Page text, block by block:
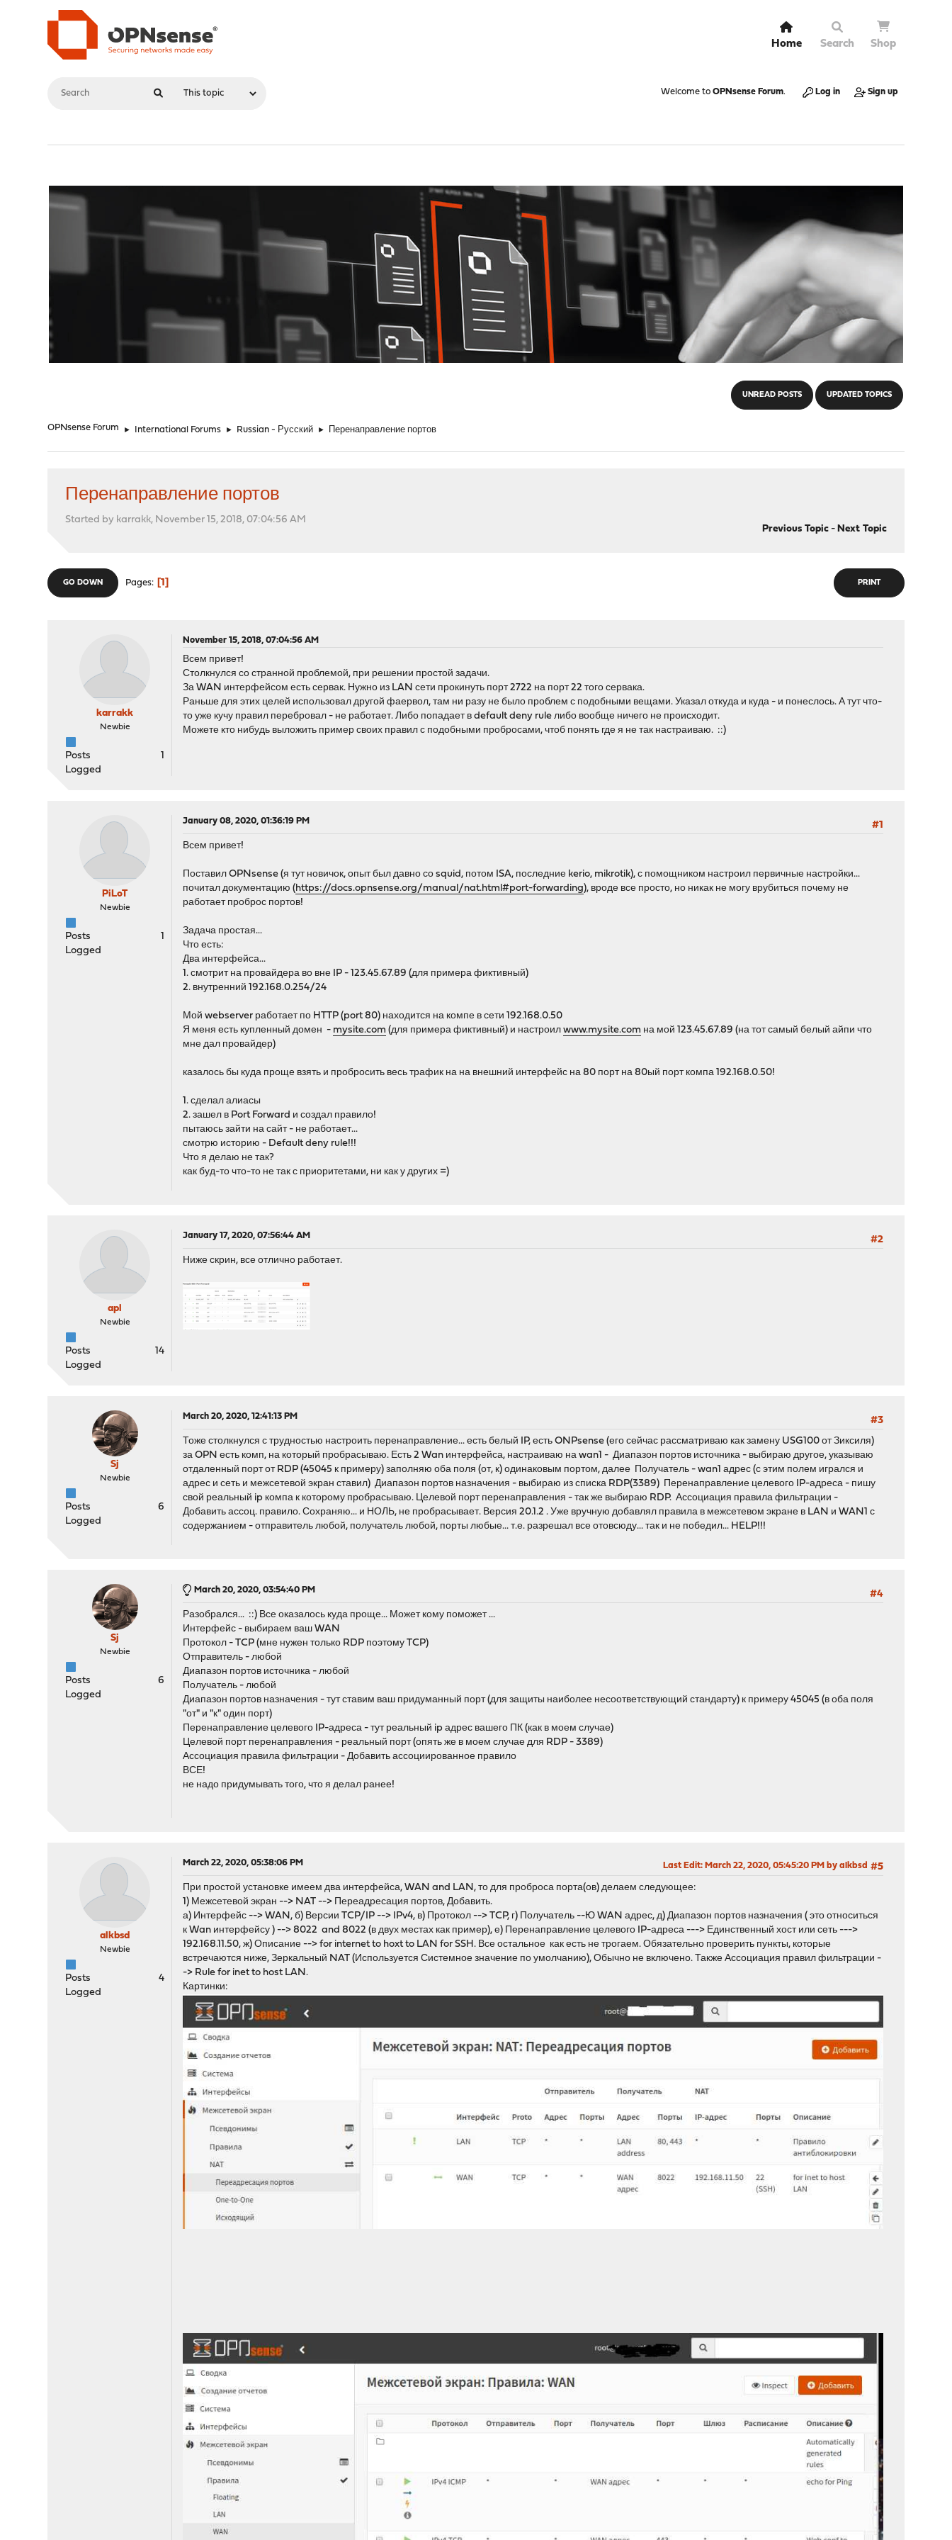
Home Search Shop
Welcome to OPNsense Forum. Log in Sign up
UNREAD POSTS UPDATED TOPICS
OPNsense Forum ► International Forums ► Russian - Русский ► Перенаправление портов
Перенаправление портов
Started by karrakk, November 15, 2018, 07:04:56 AM
Previous Topic- Next Topic
PRINT
GO DOWN Pages 1
karrakk
Newbie
Posts
1
Logged
November 15, 2018, 07:04:56 AM
Всем привет!
Столкнулся со странной проблемой, при решении простой задачи.
За WAN интерфейсом есть сервак. Нужно из LAN сети прокинуть порт 2722 на порт 22 того сервака.
Раньше для этих целей использовал другой фаервол, там ни разу не было проблем с подобными вещами. Указал откуда и куда - и понеслось. А тут что-
то уже кучу правил перебровал - не работает. Либо попадает в default deny rule либо вообще ничего не происходит.
Можете кто нибудь выложить пример своих правил с подобными пробросами, чтоб понять где я не так настраиваю. ::)
PiLoT
Newbie
Posts
1
Logged
January 08, 2020, 01:36:19 PM
#1
Всем привет!
Поставил OPNsense (я тут новичок, опыт был давно со squid, потом ISA, последние kerio, mikrotik), с помощником настроил первичные настройки...
почитал документацию (https://docs.opnsense.org/manual/nat.html#port-forwarding), вроде все просто, но никак не могу врубиться почему не
работает проброс портов!
Задача простая...
Что есть:
Два интерфейса...
1. смотрит на провайдера во вне IP - 123.45.67.89 (для примера фиктивный)
2. внутренний 192.168.0.254/24
Мой webserver работает по HTTP (port 80) находится на компе в сети 192.168.0.50
Я меня есть купленный домен - mysite.com (для примера фиктивный) и настроилwww.mysite.com на мой 123.45.67.89 (на тот самый белый айпи что
мне дал провайдер)
казалось бы куда проще взять и пробросить весь трафик на на внешний интерфейс на 80 порт на 80ый порт компа 192.168.0.50!
1. сделал алиасы
2. зашел в Port Forward и создал правило!
пытаюсь зайти на сайт - не работает...
смотрю историю - Default deny rule!!!
Что я делаю не так?
как буд-то что-то не так с приоритетами, ни как у других =)
apl
Newbie
Posts
14
Logged
January 17, 2020, 07:56:44 AM
#2
Ниже скрин, все отлично работает.
Sj
Newbie
Posts
6
Logged
March 20, 2020, 12:41:13 PM
#3
Тоже столкнулся с трудностью настроить перенаправление... есть белый IP, есть ONPsense (его сейчас рассматриваю как замену USG100 от Зиксиля)
за OPN есть комп, на который пробрасываю. Есть 2 Wan интерфейса, настраиваю на wan1 - Диапазон портов источника - выбираю другое, указываю
отдаленный порт от RDP (45045 к примеру) заполняю оба поля (от, к) одинаковым портом, далее Получатель - wan1 адрес (с этим полем игрался и
адрес и сеть и межсетевой экран ставил) Диапазон портов назначения - выбираю из списка RDP(3389) Перенаправление целевого IP-адреса - пишу
свой реальный ip компа к которому пробрасываю. Целевой порт перенаправления - так же выбираю RDP. Ассоциация правила фильтрации -
Добавить ассоц. правило. Сохраняю... и НОЛЬ, не пробрасывает. Версия 20.1.2 . Уже вручную добавлял правила в межсетевом экране в LAN и WAN1 с
содержанием - отправитель любой, получатель любой, порты любые... т.е. разрешал все отовсюду... так и не победил... HELP!!!
Sj
Newbie
Posts
6
Logged
March 20, 2020, 03:54:40 PM
#4
Разобрался... ::) Все оказалось куда проще... Может кому поможет ...
Интерфейс - выбираем ваш WAN
Протокол - TCP (мне нужен только RDP поэтому TCP)
Отправитель - любой
Диапазон портов источника - любой
Получатель - любой
Диапазон портов назначения - тут ставим ваш придуманный порт (для защиты наиболее несоответствующий стандарту) к примеру 45045 (в оба поля
"от" и "к" один порт)
Перенаправление целевого IP-адреса - тут реальный ip адрес вашего ПК (как в моем случае)
Целевой порт перенаправления - реальный порт (опять же в моем случае для RDP - 3389)
Ассоциация правила фильтрации - Добавить ассоциированное правило
ВСЕ!
не надо придумывать того, что я делал ранее!
alkbsd
Newbie
Posts
4
Logged
March 22, 2020, 05:38:06 PM #5
Last Edit: March 22, 2020, 05:45:20 PM by alkbsd
При простой установке имеем два интерфейса, WAN and LAN, то для проброса порта(ов) делаем следующее:
1) Межсетевой экран --> NAT --> Переадресация портов, Добавить.
а) Интерфейс --> WAN, б) Версии TCP/IP --> IPv4, в) Протокол --> TCP, г) Получатель --Ю WAN адрес, д) Диапазон портов назначения ( это относиться
к Wan интерфейсу ) --> 8022 and 8022 (в двух местах как пример), е) Перенаправление целевого IP-адреса ---> Единственный хост или сеть --->
192.168.11.50, ж) Описание --> for internet to hoxt to LAN for SSH. Все остальное как есть не трогаем. Обязательно проверить пункты, которые
встречаются ниже, Зеркальный NAT (Используется Системное значение по умолчанию), Обычно не включено. Также Ассоциация правил фильтрации -
-> Rule for inet to host LAN.
Картинки: